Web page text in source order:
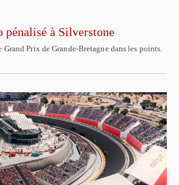
pénalisé à Silverstone
Prix de Grande-Bretagne dans les points.